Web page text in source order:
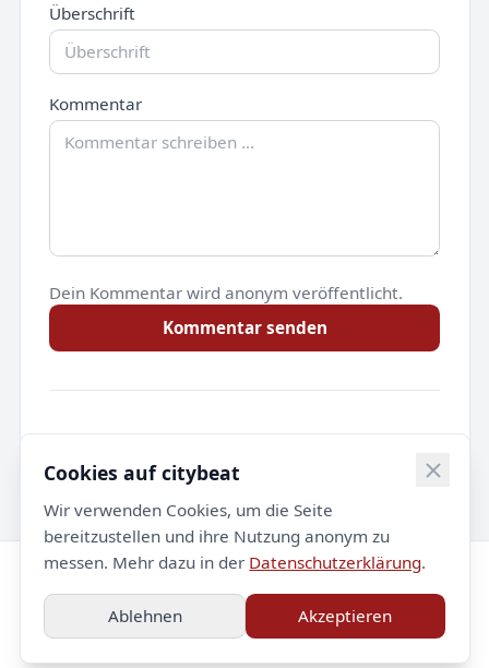
Überschrift
Kommentar
Dein Kommentar wird anonym veröffentlicht.
Kommentar senden
Noch keine Kommentare.
© 2026 citybeat. Alle Rechte vorbehalten.
Impressum
Datenschutz Kontakt
Cookies auf citybeat
Wir verwenden Cookies, um die Seite
bereitzustellen und ihre Nutzung anonym zu
messen. Mehr dazu in der Datenschutzerklärung.
Ablehnen Akzeptieren